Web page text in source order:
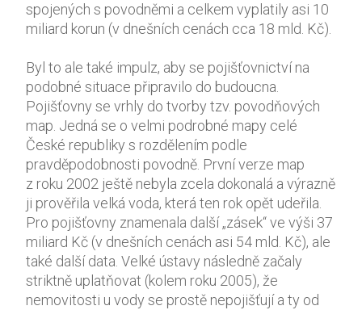
spojených s povodněmi a celkem vyplatily asi 10
miliard korun (v dnešních cenách cca 18 mld. Kč).
Byl to ale také impulz, aby se pojišťovnictví na
podobné situace připravilo do budoucna.
Pojišťovny se vrhly do tvorby tzv. povodňových
map. Jedná se o velmi podrobné mapy celé
České republiky s rozdělením podle
pravděpodobnosti povodně. První verze map
z roku 2002 ještě nebyla zcela dokonalá a výrazně
ji prověřila velká voda, která ten rok opět udeřila.
Pro pojišťovny znamenala další „zásek“ ve výši 37
miliard Kč (v dnešních cenách asi 54 mld. Kč), ale
také další data. Velké ústavy následně začaly
striktně uplatňovat (kolem roku 2005), že
nemovitosti u vody se prostě nepojišťují a ty od